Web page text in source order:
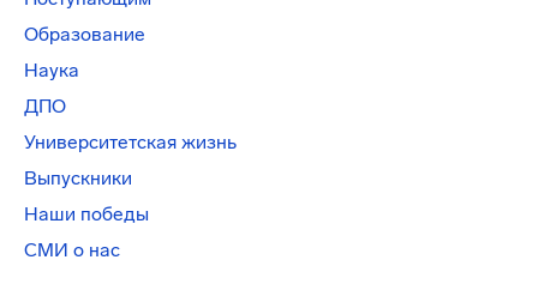
Образование
Наука
ДПО
Университетская жизнь
Выпускники
Наши победы
СМИ о нас